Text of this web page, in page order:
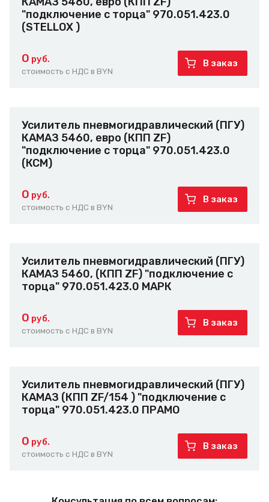
"подключение с торца" 970.051.423.0
(STELLOX )
0 руб.
стоимость с НДС в BYN
В заказ
Усилитель пневмогидравлический (ПГУ)
КАМАЗ 5460, евро (КПП ZF)
"подключение с торца" 970.051.423.0
(КСМ)
0 руб.
стоимость с НДС в BYN
В заказ
Усилитель пневмогидравлический (ПГУ)
КАМАЗ 5460, (КПП ZF) "подключение с
торца" 970.051.423.0 МАРК
0 руб.
стоимость с НДС в BYN
В заказ
Усилитель пневмогидравлический (ПГУ)
КАМАЗ (КПП ZF/154 ) "подключение с
торца" 970.051.423.0 ПРАМО
0 руб.
стоимость с НДС в BYN
В заказ